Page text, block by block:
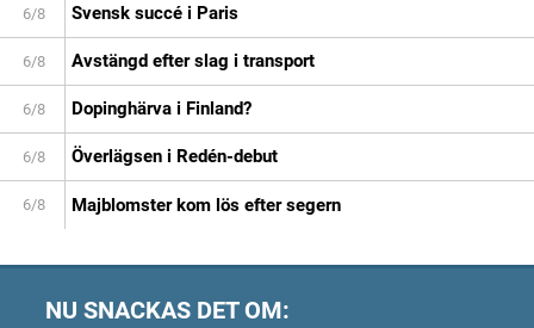
6/8 Svensk succé i Paris
6/8 Avstängd efter slag i transport
6/8 Dopinghärva i Finland?
6/8 Överlägsen i Redén-debut
6/8 Majblomster kom lös efter segern
NU SNACKAS DET OM: